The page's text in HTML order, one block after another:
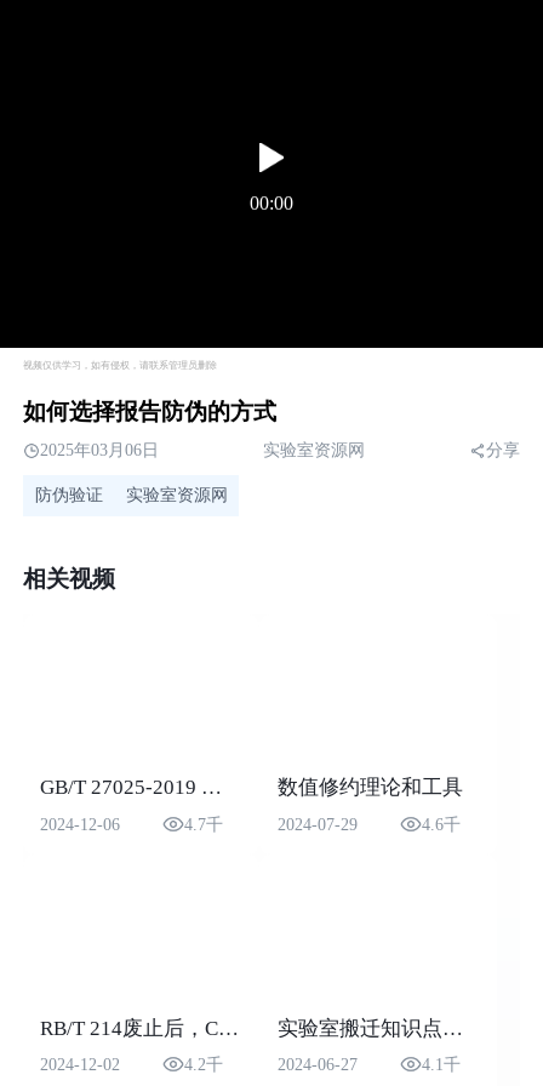
00:00
视频仅供学习，如有侵权，请联系管理员删除
如何选择报告防伪的方式
2025年03月06日 实验室资源网 分享
防伪验证 实验室资源网
相关视频
GB/T 27025-2019 《检测和校准实验室能力的通用要求》解读
2024-12-06 4.7千
数值修约理论和工具
2024-07-29 4.6千
RB/T 214废止后，CMA机构依据哪些文件建立管理系统
2024-12-02 4.2千
实验室搬迁知识点讲解
2024-06-27 4.1千